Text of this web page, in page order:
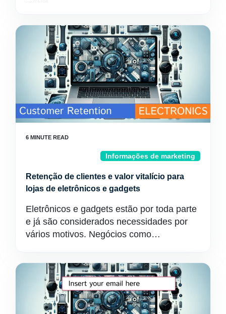
Informações de marketing
Retenção de clientes e valor vitalício para
lojas de eletrônicos e gadgets
Eletrônicos e gadgets estão por toda parte
e já são considerados necessidades por
vários motivos. Negócios como…